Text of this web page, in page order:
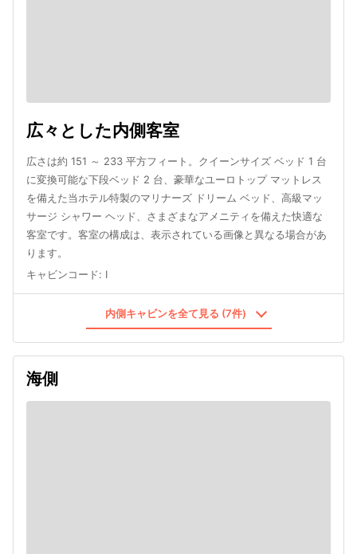
広々とした内側客室
広さは約 151 ～ 233 平方フィート。クイーンサイズ ベッド 1 台
に変換可能な下段ベッド 2 台、豪華なユーロトップ マットレス
を備えた当ホテル特製のマリナーズ ドリーム ベッド、高級マッ
サージ シャワー ヘッド、さまざまなアメニティを備えた快適な
客室です。客室の構成は、表示されている画像と異なる場合があ
ります。
キャビンコード: I
内側キャビンを全て見る (7件)
海側